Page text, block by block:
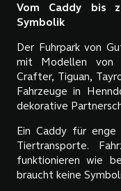
Vom Caddy bis
Symbolik
Der Fuhrpark von
mit Modellen von
Crafter, Tiguan,
Fahrzeuge in
dekorative
Ein Caddy für
Tiertransporte.
funktionieren wie
braucht keine